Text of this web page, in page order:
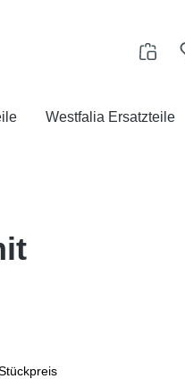
Westfalia Ersatzteile